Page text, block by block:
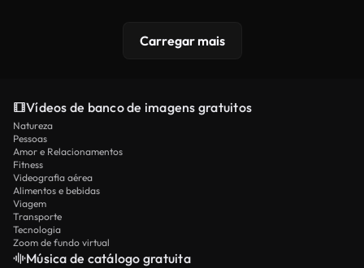
Carregar mais
Vídeos de banco de imagens gratuitos
Natureza
Pessoas
Amor e Relacionamentos
Fitness
Videografia aérea
Alimentos e bebidas
Viagem
Transporte
Tecnologia
Zoom de fundo virtual
Música de catálogo gratuita